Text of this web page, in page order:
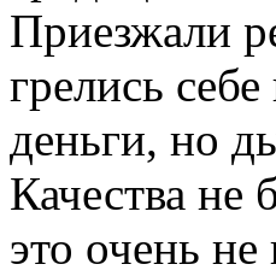
Приезжали
грелись
деньги, но
Качества не
это очень